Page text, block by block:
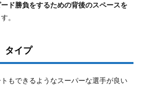
ード勝負をするための背後のスペースを
。
タイプ
もできるようなスーパーな選手が良い